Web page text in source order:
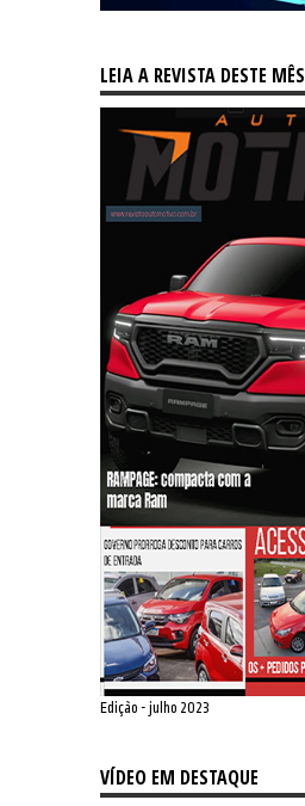
LEIA A REVISTA DESTE MÊS
Edição - julho 2023
VÍDEO EM DESTAQUE